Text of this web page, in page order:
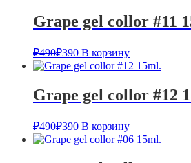
Grape gel collor #11
₽490₽390 В корзину
Grape gel collor #12
₽490₽390 В корзину